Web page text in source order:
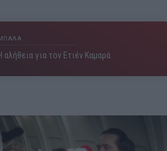
αλήθεια για τον Ετιέν Καμαρά